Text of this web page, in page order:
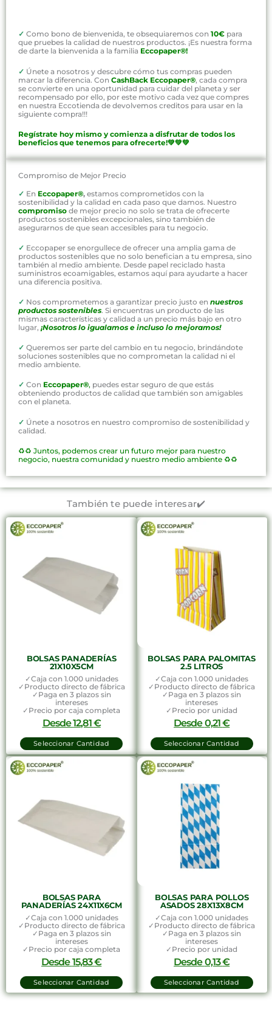
✓ Como bono de bienvenida, te obsequiaremos con 10€ para
que pruebes la calidad de nuestros productos. ¡Es nuestra forma
de darte la bienvenida a la familia Eccopaper®!
✓ Únete a nosotros y descubre cómo tus compras pueden
marcar la diferencia. Con CashBack Eccopaper®, cada compra
se convierte en una oportunidad para cuidar del planeta y ser
recompensado por ello, por este motivo cada vez que compres
en nuestra Eccotienda de devolvemos creditos para usar en la
siguiente compra!!!
Regístrate hoy mismo y comienza a disfrutar de todos los
beneficios que tenemos para ofrecerte!💚💚💚
Compromiso de Mejor Precio
✓ En Eccopaper®, estamos comprometidos con la
sostenibilidad y la calidad en cada paso que damos. Nuestro
compromiso de mejor precio no solo se trata de ofrecerte
productos sostenibles excepcionales, sino también de
asegurarnos de que sean accesibles para tu negocio.
✓ Eccopaper se enorgullece de ofrecer una amplia gama de
productos sostenibles que no solo benefician a tu empresa, sino
también al medio ambiente. Desde papel reciclado hasta
suministros ecoamigables, estamos aquí para ayudarte a hacer
una diferencia positiva.
✓ Nos comprometemos a garantizar precio justo en nuestros
productos sostenibles. Si encuentras un producto de las
mismas características y calidad a un precio más bajo en otro
lugar, ¡Nosotros lo igualamos e incluso lo mejoramos!
✓ Queremos ser parte del cambio en tu negocio, brindándote
soluciones sostenibles que no comprometan la calidad ni el
medio ambiente.
✓ Con Eccopaper®, puedes estar seguro de que estás
obteniendo productos de calidad que también son amigables
con el planeta.
✓ Únete a nosotros en nuestro compromiso de sostenibilidad y
calidad.
♻️♻️ Juntos, podemos crear un futuro mejor para nuestro
negocio, nuestra comunidad y nuestro medio ambiente ♻️♻️
También te puede interesar✔️
BOLSAS PANADERÍAS
21X10X5CM
✓Caja con 1.000 unidades
✓Producto directo de fábrica
✓Paga en 3 plazos sin
intereses
✓Precio por caja completa
Desde12,81€
Seleccionar Cantidad
BOLSAS PARA PALOMITAS
2.5 LITROS
✓Caja con 1.000 unidades
✓Producto directo de fábrica
✓Paga en 3 plazos sin
intereses
✓Precio por unidad
Desde0,21€
Seleccionar Cantidad
BOLSAS PARA
PANADERÍAS 24X11X6CM
✓Caja con 1.000 unidades
✓Producto directo de fábrica
✓Paga en 3 plazos sin
intereses
✓Precio por caja completa
Desde15,83€
Seleccionar Cantidad
BOLSAS PARA POLLOS
ASADOS 28X13X8CM
✓Caja con 1.000 unidades
✓Producto directo de fábrica
✓Paga en 3 plazos sin
intereses
✓Precio por unidad
Desde0,13€
Seleccionar Cantidad